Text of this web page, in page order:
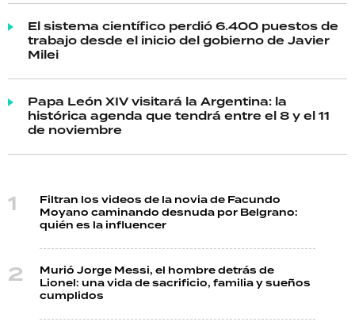
El sistema científico perdió 6.400 puestos de
trabajo desde el inicio del gobierno de Javier
Milei
Papa León XIV visitará la Argentina: la
histórica agenda que tendrá entre el 8 y el 11
de noviembre
Filtran los videos de la novia de Facundo
Moyano caminando desnuda por Belgrano:
quién es la influencer
Murió Jorge Messi, el hombre detrás de
Lionel: una vida de sacrificio, familia y sueños
cumplidos